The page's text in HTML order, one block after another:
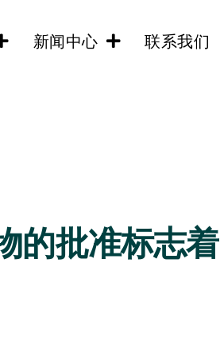
新闻中心 联系我们
的批准标志着